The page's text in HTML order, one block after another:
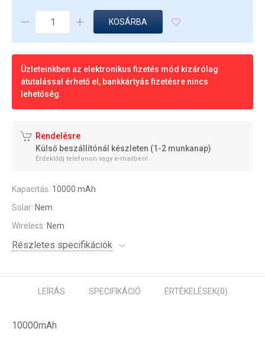
KOSÁRBA
Üzleteinkben az elektronikus fizetés mód kizárólag
átutalással érhető el, bankkártyás fizetésre nincs
lehetőség.
Rendelésre
Külső beszállítónál készleten (1-2 munkanap)
Érdeklődj telefonon vagy e-mailben!
Kapacitás: 10000 mAh
Solar: Nem
Wireless: Nem
Részletes specifikációk
LEÍRÁS SPECIFIKÁCIÓ ÉRTÉKELÉSEK(0)
10000mAh